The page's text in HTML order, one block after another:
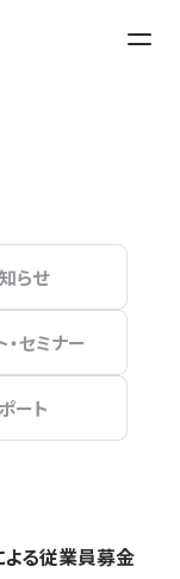
らせ
・セミナー
ート
る従業員募金